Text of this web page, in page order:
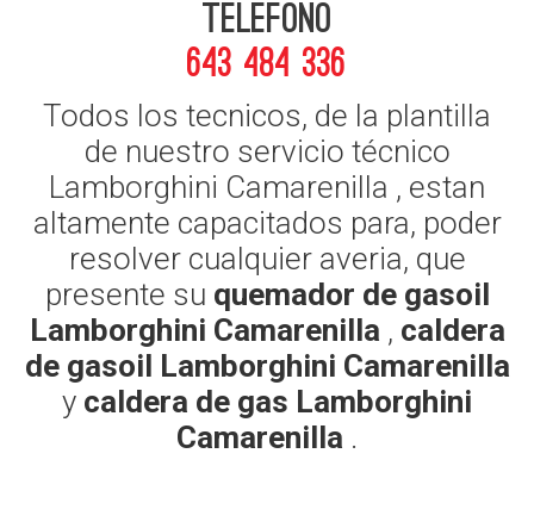
telefono
643 484 336
Todos los tecnicos, de la plantilla
de nuestro servicio técnico
Lamborghini Camarenilla , estan
altamente capacitados para, poder
resolver cualquier averia, que
presente su quemador de gasoil
Lamborghini Camarenilla , caldera
de gasoil Lamborghini Camarenilla
y caldera de gas Lamborghini
Camarenilla .